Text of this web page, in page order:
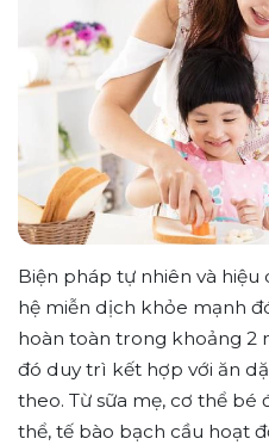
Biện pháp tự nhiên và
hệ miễn dịch khỏe mạnh
hoàn toàn trong khoảng 2
đó duy trì kết hợp với ăn
theo. Từ sữa mẹ, cơ thể
thể, tế bào bạch cầu hoạt